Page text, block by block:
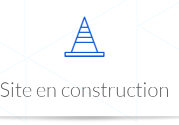
Site en construction